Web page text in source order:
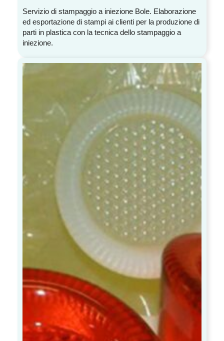
Servizio di stampaggio a iniezione Bole. Elaborazione
ed esportazione di stampi ai clienti per la produzione di
parti in plastica con la tecnica dello stampaggio a
iniezione.